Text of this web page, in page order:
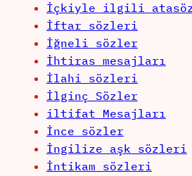
İçkiyle ilgili
İftar sözleri
İğneli sözler
İhtiras mesajları
İlahi sözleri
İlginç Sözler
iltifat Mesajları
İnce sözler
İngilize aşk sözleri
İntikam sözleri